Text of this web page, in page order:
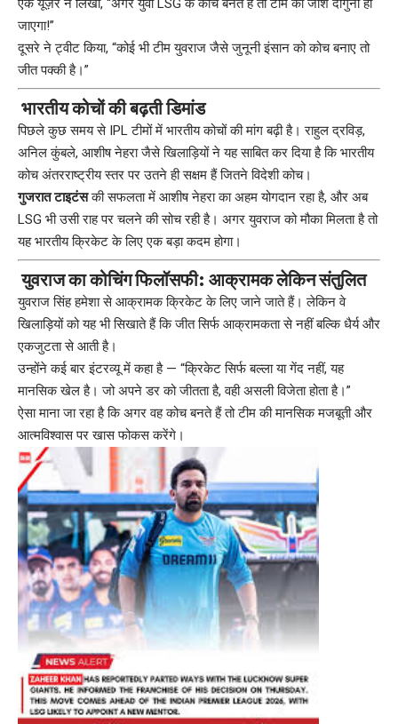
एक यूज़र ने लिखा, “अगर युवी LSG के कोच बनते हैं तो टीम का जोश दोगुना हो
जाएगा!”
दूसरे ने ट्वीट किया, “कोई भी टीम युवराज जैसे जुनूनी इंसान को कोच बनाए तो
जीत पक्की है।”
भारतीय कोचों की बढ़ती डिमांड
पिछले कुछ समय से IPL टीमों में भारतीय कोचों की मांग बढ़ी है। राहुल द्रविड़,
अनिल कुंबले, आशीष नेहरा जैसे खिलाड़ियों ने यह साबित कर दिया है कि भारतीय
कोच अंतरराष्ट्रीय स्तर पर उतने ही सक्षम हैं जितने विदेशी कोच।
गुजरात टाइटंसकी सफलता में आशीष नेहरा का अहम योगदान रहा है, और अब
LSG भी उसी राह पर चलने की सोच रही है। अगर युवराज को मौका मिलता है तो
यह भारतीय क्रिकेट के लिए एक बड़ा कदम होगा।
युवराज का कोचिंग फिलॉसफी: आक्रामक लेकिन संतुलित
युवराज सिंह हमेशा से आक्रामक क्रिकेट के लिए जाने जाते हैं। लेकिन वे
खिलाड़ियों को यह भी सिखाते हैं कि जीत सिर्फ आक्रामकता से नहीं बल्कि धैर्य और
एकजुटता से आती है।
उन्होंने कई बार इंटरव्यू में कहा है — “क्रिकेट सिर्फ बल्ला या गेंद नहीं, यह
मानसिक खेल है। जो अपने डर को जीतता है, वही असली विजेता होता है।”
ऐसा माना जा रहा है कि अगर वह कोच बनते हैं तो टीम की मानसिक मजबूती और
आत्मविश्वास पर खास फोकस करेंगे।